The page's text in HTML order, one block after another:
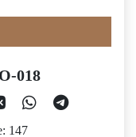
018
147